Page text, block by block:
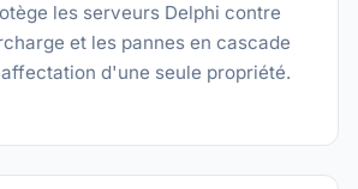
les serveurs Delphi contre
et les pannes en cascade
d'une seule propriété.